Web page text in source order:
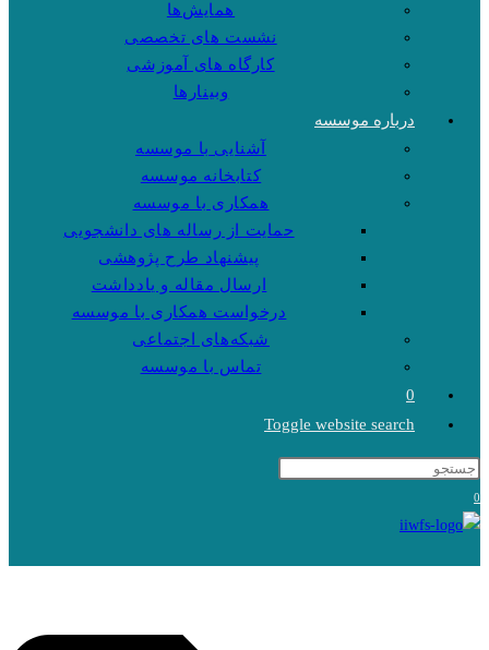
همایش‌ها
نشست های تخصصی
کارگاه های آموزشی
وبینارها
درباره موسسه
آشنایی با موسسه
کتابخانه موسسه
همکاری با موسسه
حمایت از رساله های دانشجویی
پیشنهاد طرح پژوهشی
ارسال مقاله و یادداشت
درخواست همکاری با موسسه
شبکه‌های اجتماعی
تماس با موسسه
0
Toggle website search
0